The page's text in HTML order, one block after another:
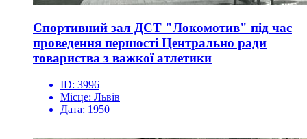
Спортивний зал ДСТ "Локомотив" під час
проведення першості Центрально ради
товариства з важкої атлетики
ID: 3996
Місце: Львів
Дата: 1950